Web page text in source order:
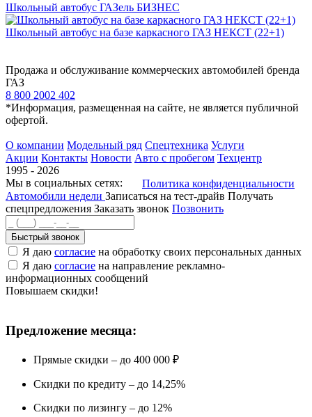
Школьный автобус ГАЗель БИЗНЕС
Школьный автобус на базе каркасного ГАЗ НЕКСТ (22+1)
Продажа и обслуживание коммерческих автомобилей бренда
ГАЗ
8 800 2002 402
*Информация, размещенная на сайте, не является публичной
офертой.
О компании Модельный ряд Спецтехника Услуги
Акции Контакты Новости Авто с пробегом Техцентр
1995 - 2026
Мы в социальных сетях:
Политика конфиденциальности
Автомобили недели Записаться на тест-драйв Получать
спецпредложения Заказать звонок Позвонить
Быстрый звонок
Я даю согласие на обработку своих персональных данных
Я даю согласие на направление рекламно-
информационных сообщений
Повышаем скидки!
Предложение месяца:
Прямые скидки – до 400 000 ₽
Скидки по кредиту – до 14,25%
Скидки по лизингу – до 12%